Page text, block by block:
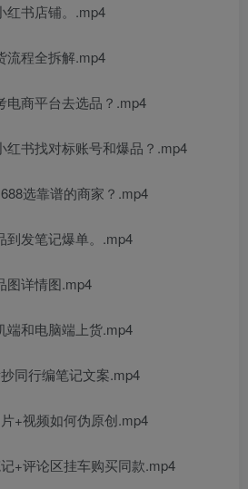
红书店铺。.mp4
流程全拆解.mp4
电商平台去选品？.mp4
红书找对标账号和爆品？.mp4
选靠谱的商家？.mp4
到发笔记爆单。.mp4
图详情图.mp4
端和电脑端上货.mp4
同行编笔记文案.mp4
+视频如何伪原创.mp4
+评论区挂车购买同款.mp4